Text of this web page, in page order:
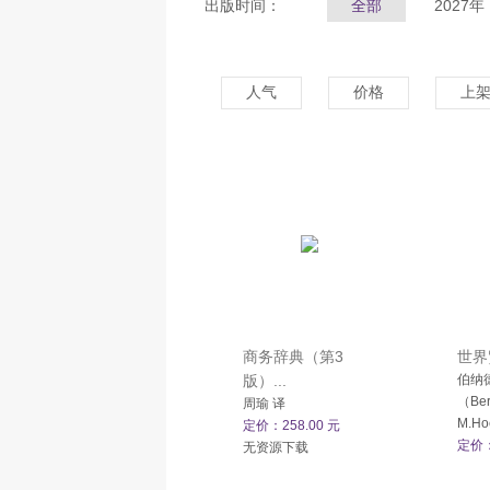
出版时间： 全部 2027年
人气 价格 上
商务辞典（第3
版）...
周瑜 译
定价：258.00 元
无资源下载
世
伯纳
（
定价